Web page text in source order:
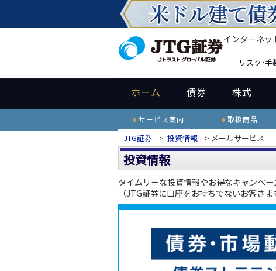
インターネッ
リスク･手
ホーム 債券 株式
サービス案内 取扱商品
JTG証券 > 投資情報 > メールサービス
投資情報
タイムリーな投資情報やお得なキャンペー
（JTG証券に口座をお持ちでないお客さま